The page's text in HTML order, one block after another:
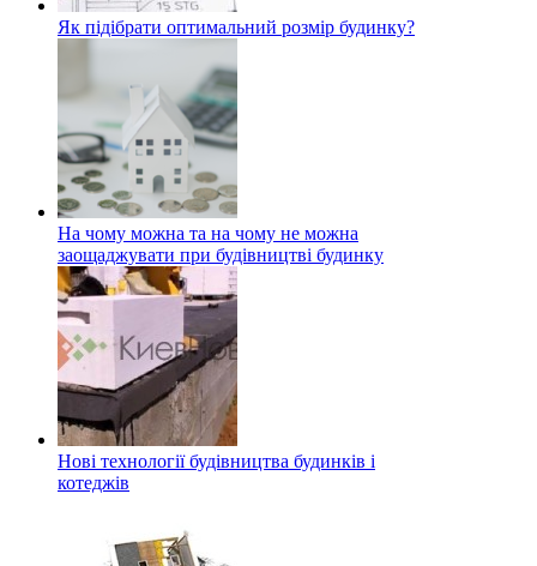
Як підібрати оптимальний розмір будинку?
На чому можна та на чому не можна
заощаджувати при будівництві будинку
Нові технології будівництва будинків і
котеджів